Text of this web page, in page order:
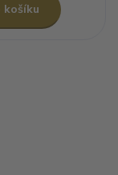
košíku